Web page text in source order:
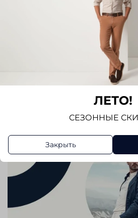
ЛЕТО!
СЕЗОННЫЕ
Закрыть